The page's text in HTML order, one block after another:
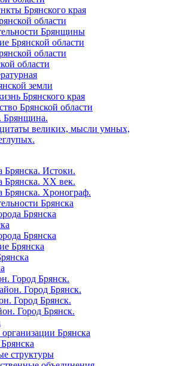
Брянского края
области
Брянщины
Брянской области
области
области
земли
Брянского края
Брянской области
Брянщина.
великих, мысли умных,
Брянска. Истоки.
Брянска. XX век.
Брянска. Хронограф.
Брянска
Брянска
Брянска
Брянска
Город Брянск.
Город Брянск.
Город Брянск.
Город Брянск.
Брянска
структуры